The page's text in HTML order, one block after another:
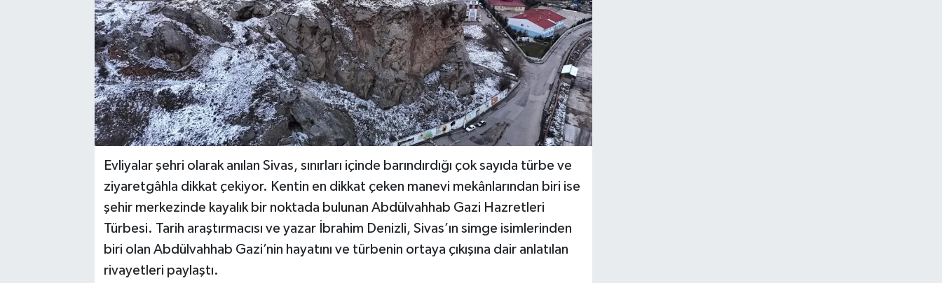
Evliyalar şehri olarak anılan Sivas, sınırları içinde barındırdığı çok sayıda türbe ve
ziyaretgâhla dikkat çekiyor. Kentin en dikkat çeken manevi mekânlarından biri ise
şehir merkezinde kayalık bir noktada bulunan Abdülvahhab Gazi Hazretleri
Türbesi. Tarih araştırmacısı ve yazar İbrahim Denizli, Sivas’ın simge isimlerinden
biri olan Abdülvahhab Gazi’nin hayatını ve türbenin ortaya çıkışına dair anlatılan
rivayetleri paylaştı.